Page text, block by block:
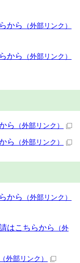
から （外部リンク）
から （外部リンク）
ら （外部リンク）
ら （外部リンク）
から （外部リンク）
はこちらから
（外
（外部リンク）